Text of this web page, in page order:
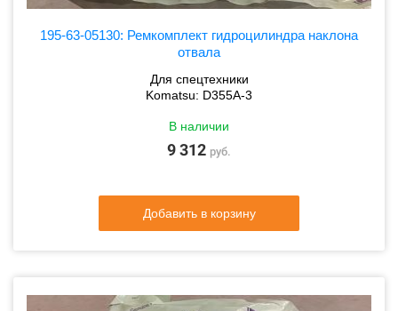
195-63-05130: Ремкомплект гидроцилиндра наклона
отвала
Для спецтехники
Komatsu: D355A-3
В наличии
9 312 руб.
Добавить в корзину